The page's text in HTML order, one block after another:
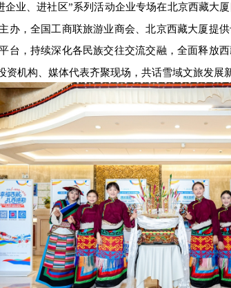
企业、进社区”系列活动企业专场在北京西藏大
办，全国工商联旅游业商会、北京西藏大厦提
台，持续深化各民族交往交流交融，全面释放
机构、媒体代表齐聚现场，共话雪域文旅发展